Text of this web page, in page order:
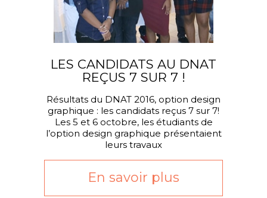
LES CANDIDATS AU DNAT
REÇUS 7 SUR 7 !
Résultats du DNAT 2016, option design
graphique : les candidats reçus 7 sur 7!
Les 5 et 6 octobre, les étudiants de
l’option design graphique présentaient
leurs travaux
En savoir plus